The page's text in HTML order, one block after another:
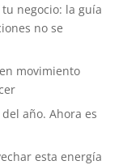
negocio: la guía
no se
movimiento
año. Ahora es
esta energía